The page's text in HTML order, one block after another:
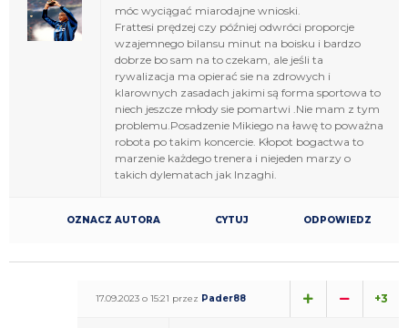
móc wyciągać miarodajne wnioski.
Frattesi prędzej czy później odwróci proporcje
wzajemnego bilansu minut na boisku i bardzo
dobrze bo sam na to czekam, ale jeśli ta
rywalizacja ma opierać sie na zdrowych i
klarownych zasadach jakimi są forma sportowa to
niech jeszcze młody sie pomartwi .Nie mam z tym
problemu.Posadzenie Mikiego na ławę to poważna
robota po takim koncercie. Kłopot bogactwa to
marzenie każdego trenera i niejeden marzy o
takich dylematach jak Inzaghi.
OZNACZ AUTORA CYTUJ ODPOWIEDZ
17.09.2023 o 15:21 przez Pader88 +3